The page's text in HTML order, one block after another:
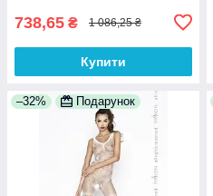
738,65 ₴ 1 086,25 ₴
Купити
–32% Подарунок